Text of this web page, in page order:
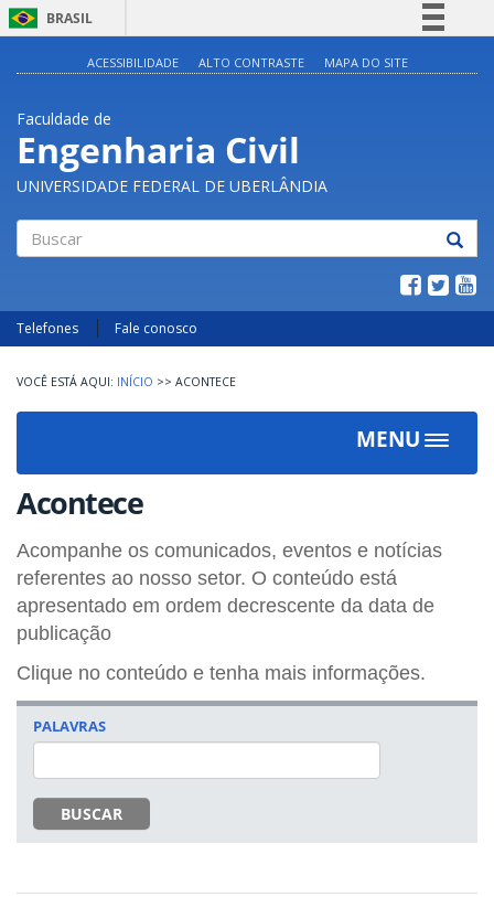
BRASIL
Legislação
Canais
ACESSIBILIDADE ALTO CONTRASTE MAPA DO SITE
Faculdade de
Engenharia Civil
UNIVERSIDADE FEDERAL DE UBERLÂNDIA
Telefones Fale conosco
INÍCIO >> ACONTECE
MENU
Toggle
Acontece
Acompanhe os comunicados, eventos e notícias
referentes ao nosso setor. O conteúdo está
apresentado em ordem decrescente da data de
publicação
Clique no conteúdo e tenha mais informações.
PALAVRAS
BUSCAR